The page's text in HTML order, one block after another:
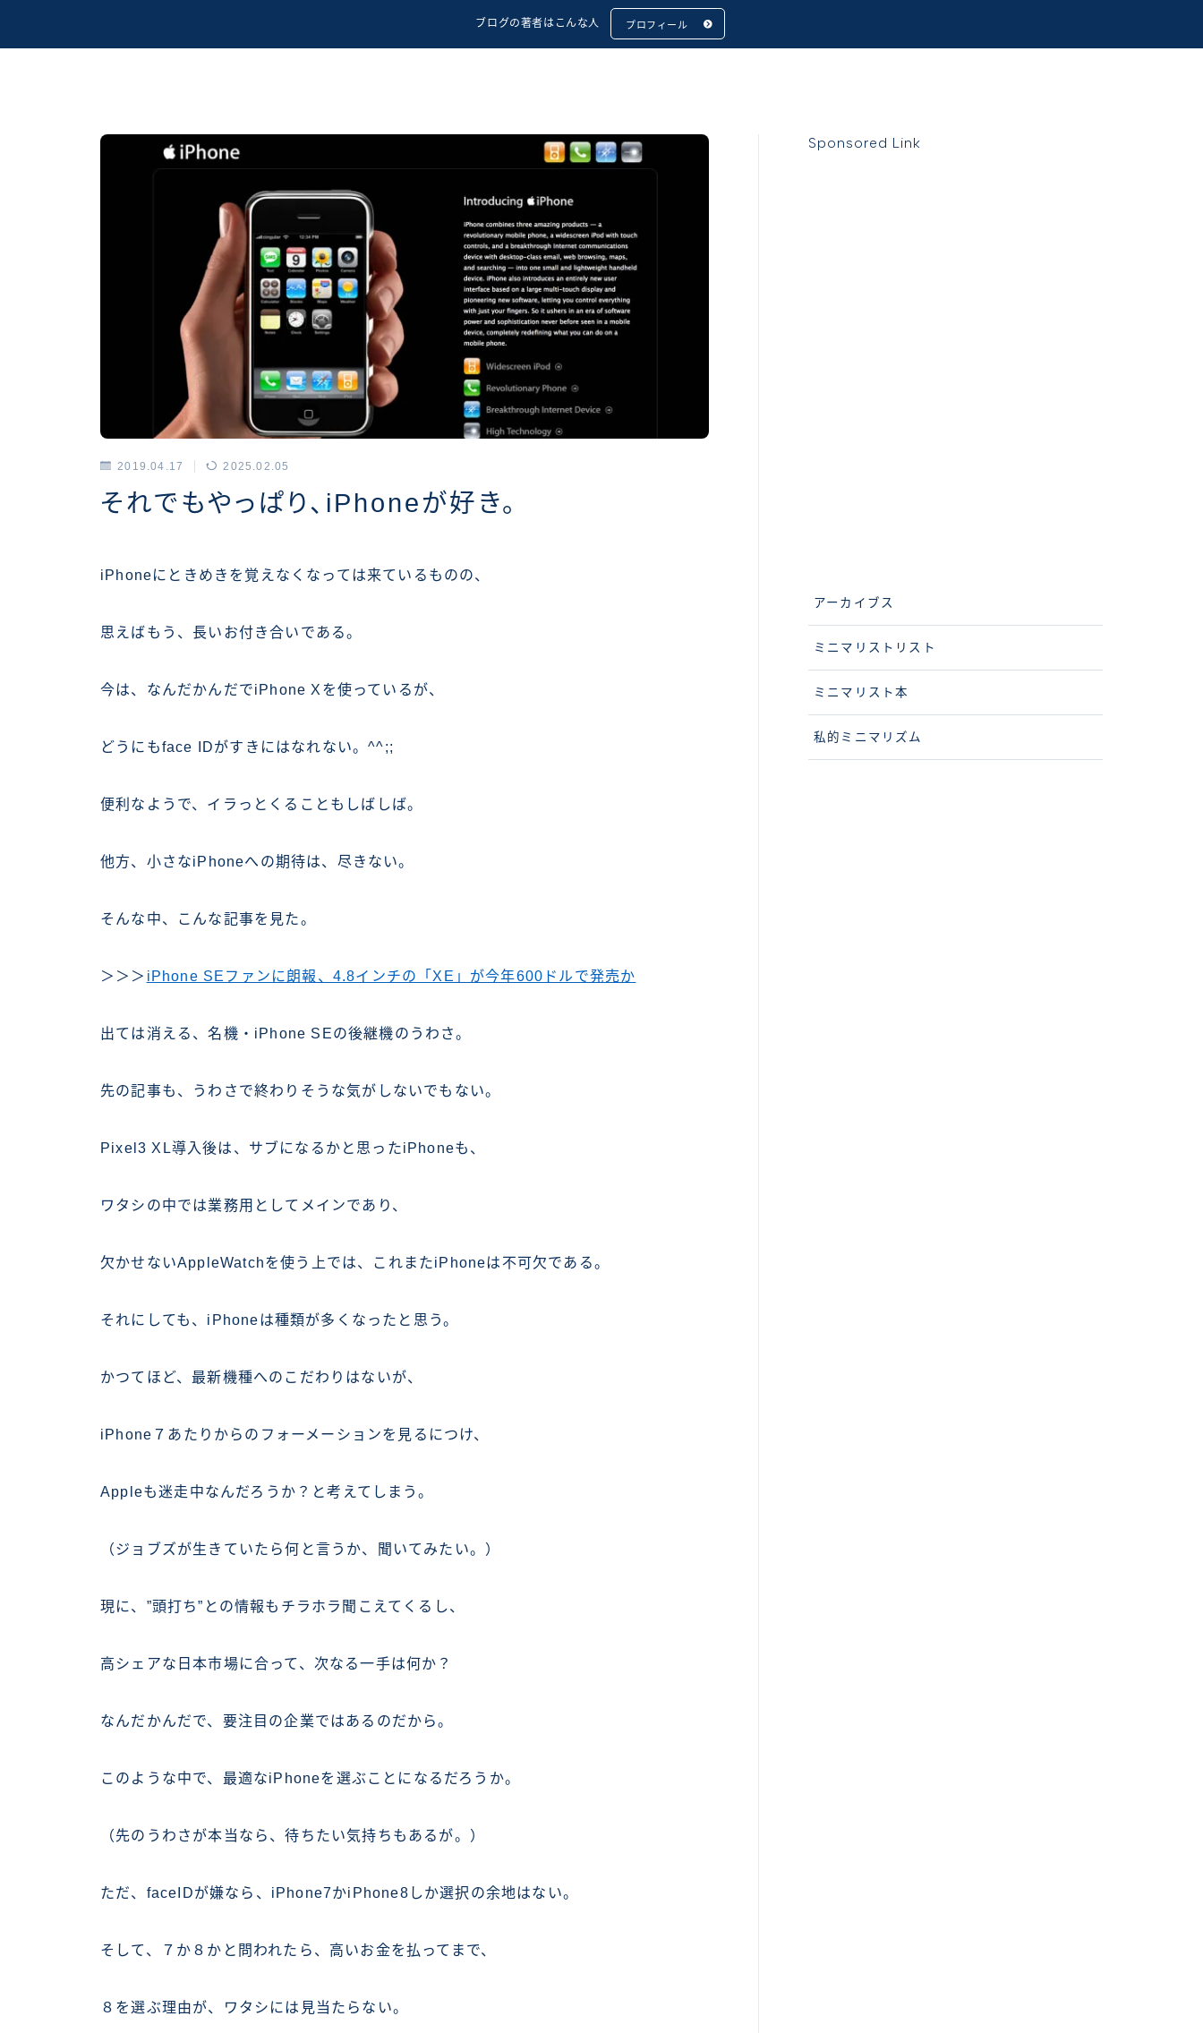
ブログの著者はこんな人 プロフィール
2019.04.17 2025.02.05
それでもやっぱり、iPhoneが好き。
iPhoneにときめきを覚えなくなっては来ているものの、
思えばもう、長いお付き合いである。
今は、なんだかんだでiPhone Xを使っているが、
どうにもface IDがすきにはなれない。^^;;
便利なようで、イラっとくることもしばしば。
他方、小さなiPhoneへの期待は、尽きない。
そんな中、こんな記事を見た。
＞＞＞ iPhone SEファンに朗報、4.8インチの「XE」が今年600ドルで発売か
出ては消える、名機・iPhone SEの後継機のうわさ。
先の記事も、うわさで終わりそうな気がしないでもない。
Pixel3 XL導入後は、サブになるかと思ったiPhoneも、
ワタシの中では業務用としてメインであり、
欠かせないAppleWatchを使う上では、これまたiPhoneは不可欠である。
それにしても、iPhoneは種類が多くなったと思う。
かつてほど、最新機種へのこだわりはないが、
iPhone７あたりからのフォーメーションを見るにつけ、
Appleも迷走中なんだろうか？と考えてしまう。
（ジョブズが生きていたら何と言うか、聞いてみたい。）
現に、”頭打ち”との情報もチラホラ聞こえてくるし、
高シェアな日本市場に合って、次なる一手は何か？
なんだかんだで、要注目の企業ではあるのだから。
このような中で、最適なiPhoneを選ぶことになるだろうか。
（先のうわさが本当なら、待ちたい気持ちもあるが。）
ただ、faceIDが嫌なら、iPhone7かiPhone8しか選択の余地はない。
そして、７か８かと問われたら、高いお金を払ってまで、
８を選ぶ理由が、ワタシには見当たらない。
Sponsored Link
アーカイブス
ミニマリストリスト
ミニマリスト本
私的ミニマリズム